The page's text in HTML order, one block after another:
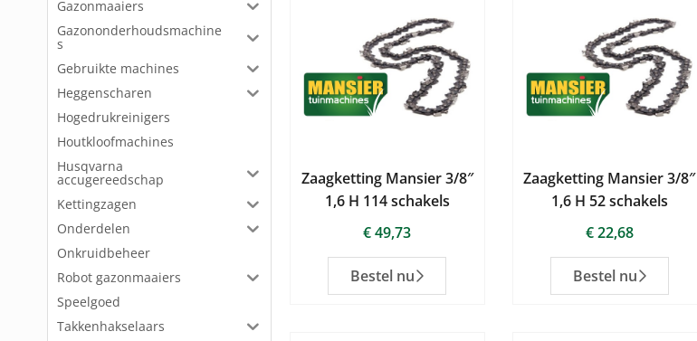
Gazonmaaiers
Gazononderhoudsmachine
s
Gebruikte machines
Heggenscharen
Hogedrukreinigers
Houtkloofmachines
Husqvarna
accugereedschap
Kettingzagen
Onderdelen
Onkruidbeheer
Robot gazonmaaiers
Speelgoed
Takkenhakselaars
Zaagketting Mansier 3/8″
1,6 H 114 schakels
€49,73
Bestel nu
Zaagketting Mansier 3/8″
1,6 H 52 schakels
€22,68
Bestel nu